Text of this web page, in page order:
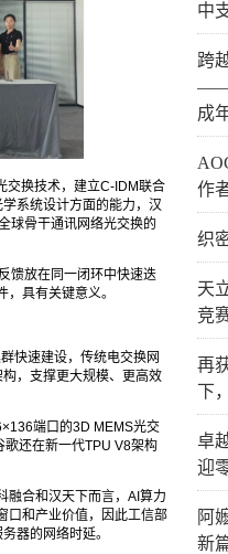
交换技术，建立C-IDM联合
系统设计方面的能力，汉
球骨干通讯网络光交换的
馈放在同一闭环中快速迭
具有关键意义。
快速建设，传统电交换网
，支撑更大规模、更高效
端口的3D MEMS光交
还在新一代TPU V8架构
融合和汉天下而言，AI算力
口和产业价值，因此工信部
器的网络时延。
中
跨
——
成
作
织
天
竞
再
下
卓
迎
阿
新